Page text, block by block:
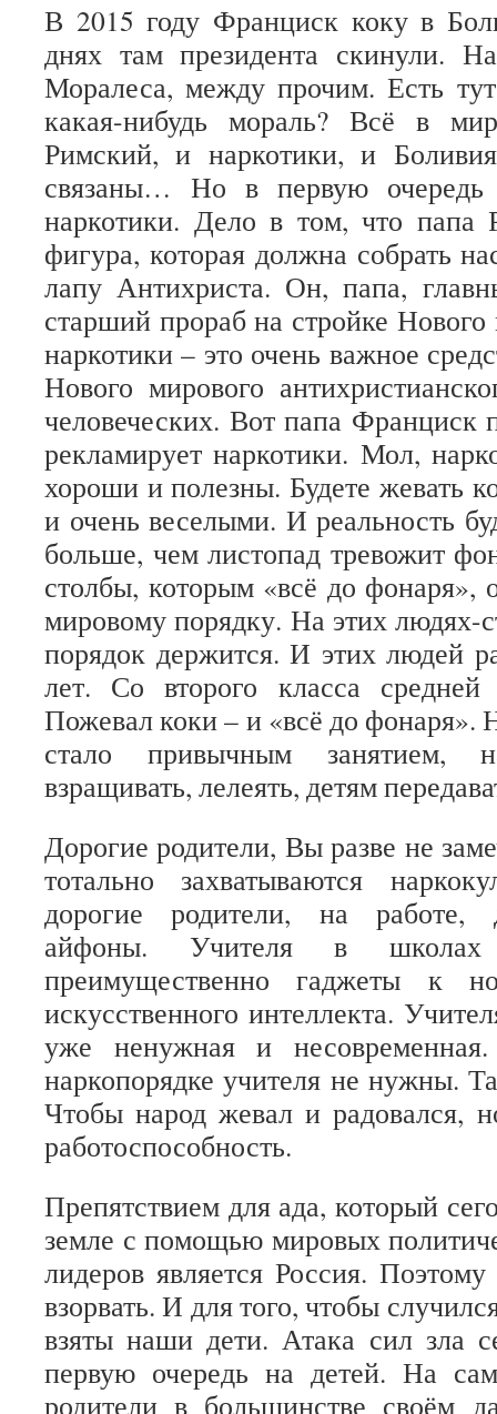
В 2015 году Франциск коку в
днях там президента скинули.
Моралеса, между прочим. Есть тут
какая-нибудь мораль? Всё в
Римский, и наркотики, и
связаны… Но в первую
наркотики. Дело в том, что папа
фигура, которая должна собрать
лапу Антихриста. Он, папа,
старший прораб на стройке
наркотики – это очень важное
Нового мирового
человеческих. Вот папа Франциск
рекламирует наркотики. Мол,
хороши и полезны. Будете жевать
и очень веселыми. И реальность
больше, чем листопад тревожит
столбы, которым «всё до
мировому порядку. На этих людях-
порядок держится. И этих людей
лет. Со второго класса
Пожевал коки – и «всё до фонаря».
стало привычным занятием,
взращивать, лелеять, детям
Дорогие родители, Вы разве не
тотально захватываются
дорогие родители, на работе,
айфоны. Учителя в
преимущественно гаджеты к
искусственного интеллекта.
уже ненужная и
наркопорядке учителя не нужны.
Чтобы народ жевал и радовался,
работоспособность.
Препятствием для ада, который
земле с помощью мировых
лидеров является Россия.
взорвать. И для того, чтобы
взяты наши дети. Атака сил зла
первую очередь на детей. На
родители в большинстве своём